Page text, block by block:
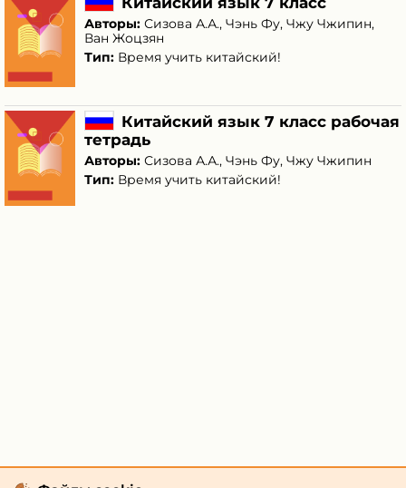
Авторы: Сизова А.А., Чэнь Фу, Чжу Чжипин,
Ван Жоцзян
Тип: Время учить китайский!
Китайский язык 7 класс рабочая
тетрадь
Авторы: Сизова А.А., Чэнь Фу, Чжу Чжипин
Тип: Время учить китайский!